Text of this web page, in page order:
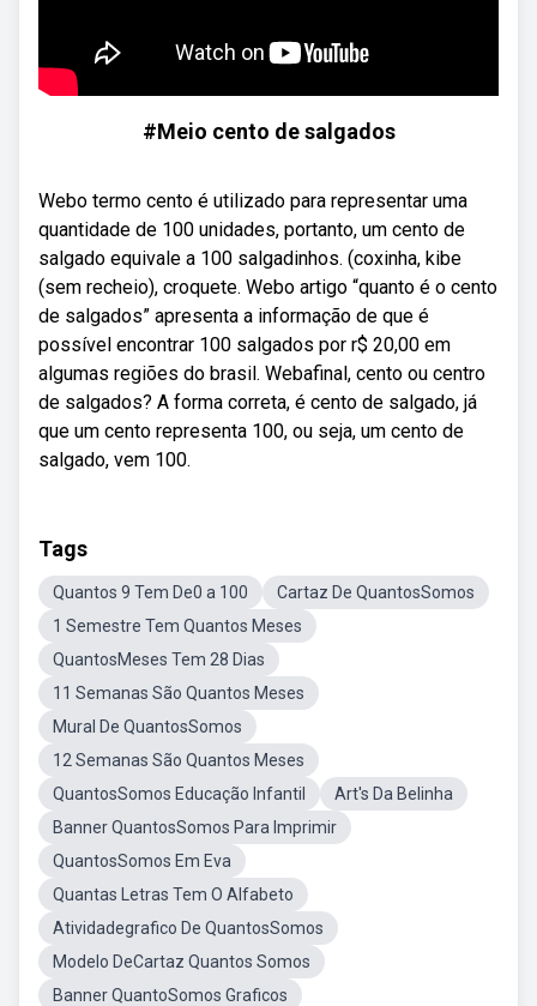
#Meio cento de salgados
Webo termo cento é utilizado para representar uma
quantidade de 100 unidades, portanto, um cento de
salgado equivale a 100 salgadinhos. (coxinha, kibe
(sem recheio), croquete. Webo artigo “quanto é o cento
de salgados” apresenta a informação de que é
possível encontrar 100 salgados por r$ 20,00 em
algumas regiões do brasil. Webafinal, cento ou centro
de salgados? A forma correta, é cento de salgado, já
que um cento representa 100, ou seja, um cento de
salgado, vem 100.
Tags
Quantos 9 Tem De0 a 100
Cartaz De QuantosSomos
1 Semestre Tem Quantos Meses
QuantosMeses Tem 28 Dias
11 Semanas São Quantos Meses
Mural De QuantosSomos
12 Semanas São Quantos Meses
QuantosSomos Educação Infantil
Art's Da Belinha
Banner QuantosSomos Para Imprimir
QuantosSomos Em Eva
Quantas Letras Tem O Alfabeto
Atividadegrafico De QuantosSomos
Modelo DeCartaz Quantos Somos
Banner QuantoSomos Graficos